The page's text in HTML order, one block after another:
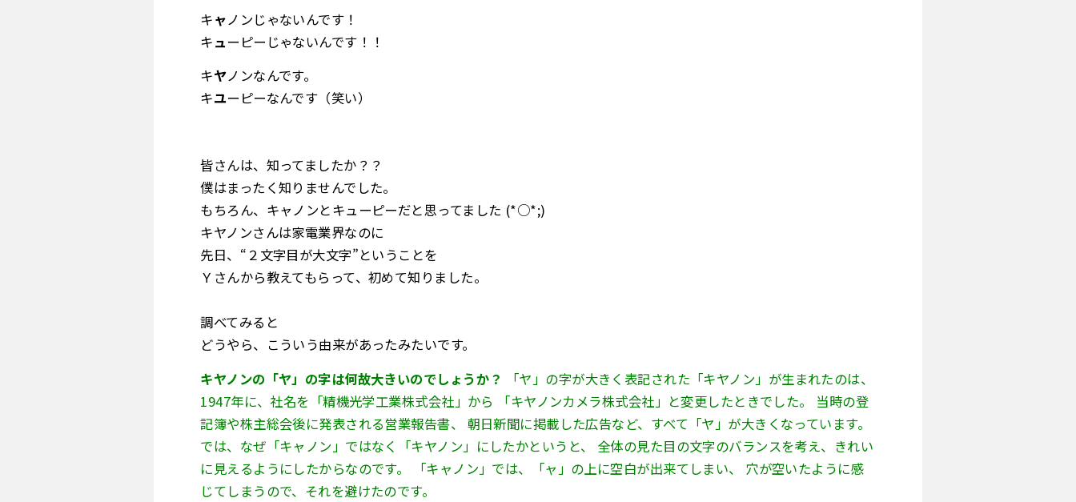
キャノンじゃないんです！
キューピーじゃないんです！！
キヤノンなんです。
キユーピーなんです（笑い）
皆さんは、知ってましたか？？
僕はまったく知りませんでした。
もちろん、キャノンとキューピーだと思ってました (*○*;)
キヤノンさんは家電業界なのに
先日、“２文字目が大文字”ということを
Ｙさんから教えてもらって、初めて知りました。
調べてみると
どうやら、こういう由来があったみたいです。
キヤノンの「ヤ」の字は何故大きいのでしょうか？
「ヤ」の字が大きく表記された「キヤノン」が生まれたのは、
1947年に、社名を「精機光学工業株式会社」から 「キヤノンカメラ株式会社」と変更したときでした。 当時の登
記簿や株主総会後に発表される営業報告書、 朝日新聞に掲載した広告など、すべて「ヤ」が大きくなっています。
では、なぜ「キャノン」ではなく「キヤノン」にしたかというと、 全体の見た目の文字のバランスを考え、きれい
に見えるようにしたからなのです。 「キャノン」では、「ャ」の上に空白が出来てしまい、 穴が空いたように感
じてしまうので、それを避けたのです。